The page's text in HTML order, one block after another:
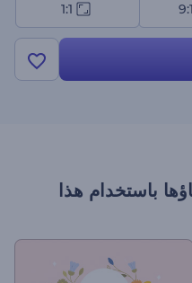
1:1
باستخدام هذا